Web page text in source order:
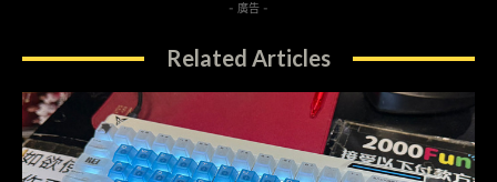
- 廣告 -
Related Articles